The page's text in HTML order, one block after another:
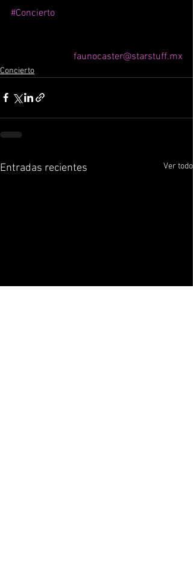
#Concierto
faunocaster@starstuff.mx
Concierto
Entradas recientes Ver todo